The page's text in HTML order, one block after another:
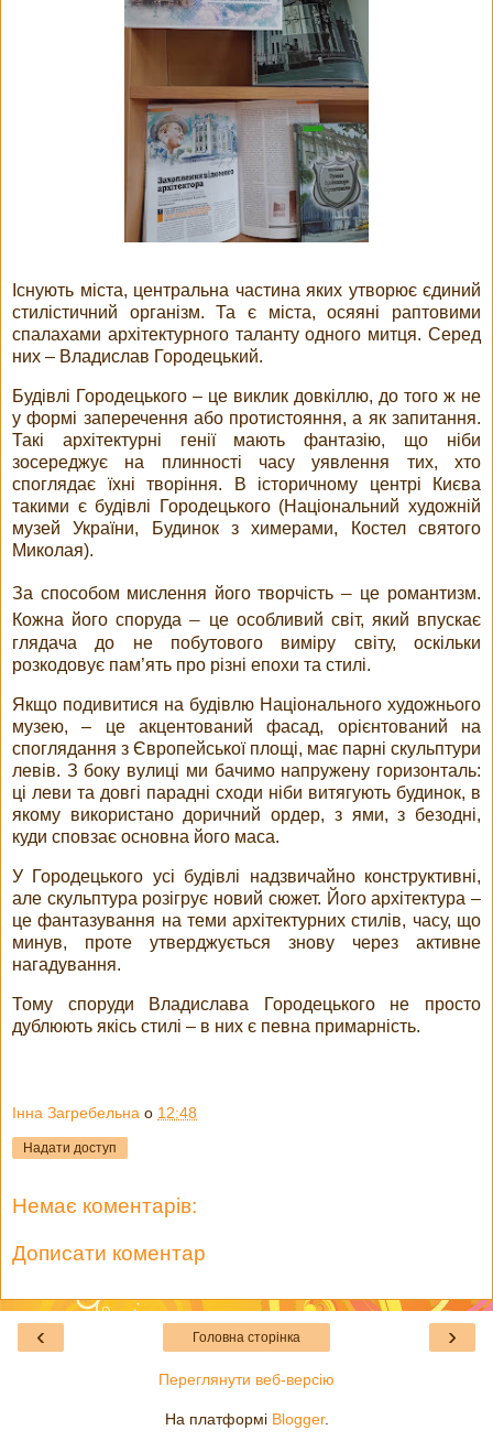
Існують міста, центральна частина яких утворює єдиний
стилістичний організм. Та є міста, осяяні раптовими
спалахами архітектурного таланту одного митця. Серед
них – Владислав Городецький.
Будівлі Городецького – це виклик довкіллю, до того ж не
у формі заперечення або протистояння, а як запитання.
Такі архітектурні генії мають фантазію, що ніби
зосереджує на плинності часу уявлення тих, хто
споглядає їхні творіння. В історичному центрі Києва
такими є будівлі Городецького (Національний художній
музей України, Будинок з химерами, Костел святого
Миколая).
За способом мислення його творчість– це романтизм.
Кожна його споруда– це особливий світ, який впускає
глядача до не побутового виміру світу, оскільки
розкодовує пам’ять про різні епохи та стилі.
Якщо подивитися на будівлю Національного художнього
музею, – це акцентований фасад, орієнтований на
споглядання з Європейської площі, має парні скульптури
левів. З боку вулиці ми бачимо напружену горизонталь:
ці леви та довгі парадні сходи ніби витягують будинок, в
якому використано доричний ордер, з ями, з безодні,
куди сповзає основна його маса.
У Городецького усі будівлі надзвичайно конструктивні,
але скульптура розігрує новий сюжет. Його архітектура –
це фантазування на теми архітектурних стилів, часу, що
минув, проте утверджується знову через активне
нагадування.
Тому споруди Владислава Городецького не просто
дублюють якісь стилі – в них є певна примарність.
Інна Загребельна о 12:48
Надати доступ
Немає коментарів:
Дописати коментар
‹ ›
Головна сторінка
Переглянути веб-версію
На платформі Blogger.